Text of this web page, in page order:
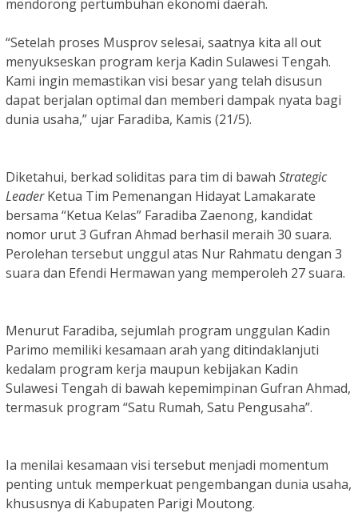
mendorong pertumbuhan ekonomi daerah.
“Setelah proses Musprov selesai, saatnya kita all out
menyukseskan program kerja Kadin Sulawesi Tengah.
Kami ingin memastikan visi besar yang telah disusun
dapat berjalan optimal dan memberi dampak nyata bagi
dunia usaha,” ujar Faradiba, Kamis (21/5).
Diketahui, berkad soliditas para tim di bawah Strategic
LeaderKetua Tim Pemenangan Hidayat Lamakarate
bersama “Ketua Kelas” Faradiba Zaenong, kandidat
nomor urut 3 Gufran Ahmad berhasil meraih 30 suara.
Perolehan tersebut unggul atas Nur Rahmatu dengan 3
suara dan Efendi Hermawan yang memperoleh 27 suara.
Menurut Faradiba, sejumlah program unggulan Kadin
Parimo memiliki kesamaan arah yang ditindaklanjuti
kedalam program kerja maupun kebijakan Kadin
Sulawesi Tengah di bawah kepemimpinan Gufran Ahmad,
termasuk program “Satu Rumah, Satu Pengusaha”.
Ia menilai kesamaan visi tersebut menjadi momentum
penting untuk memperkuat pengembangan dunia usaha,
khususnya di Kabupaten Parigi Moutong.